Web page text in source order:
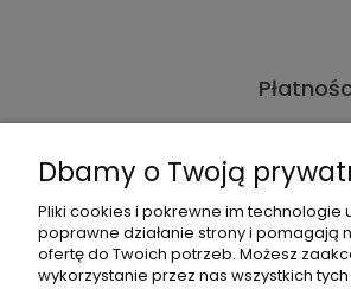
Dbamy o Twoją
Pliki cookies i pokrewne im technologie
poprawne działanie strony i pomagają
ofertę do Twoich potrzeb. Możesz
wykorzystanie przez nas wszystkich